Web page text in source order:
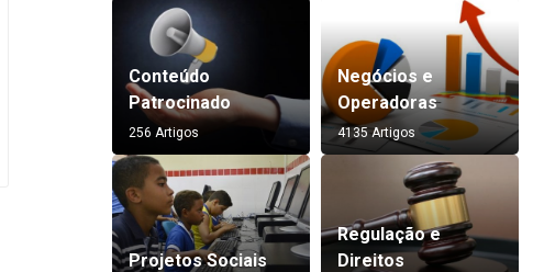
Conteúdo
Patrocinado
256 Artigos
Negócios e
Operadoras
4135 Artigos
Projetos Sociais
Regulação e
Direitos